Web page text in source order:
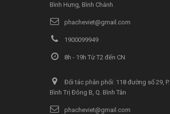
Bình Hưng, Bình Chánh
phacheviet@gmail.com
1900099949
8h - 19h Từ T2 đến CN
Đối tác phân phối: 118 đường số 29, P.
Bình Trị Đông B, Q. Bình Tân
phacheviet@gmail.com